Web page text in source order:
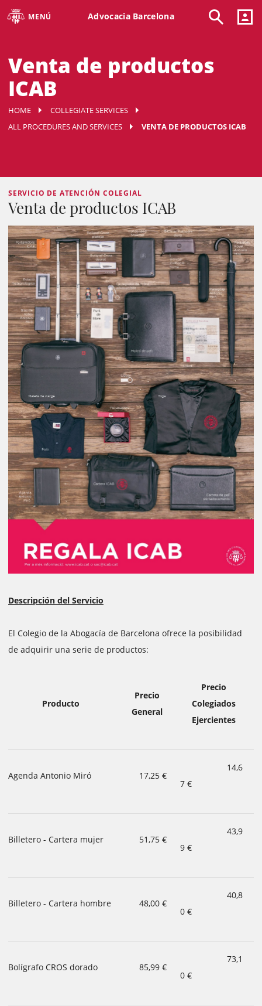
MENÚ Advocacia Barcelona
Venta de productos
ICAB
HOME
COLLEGIATE SERVICES
ALL PROCEDURES AND SERVICES
VENTA DE PRODUCTOS ICAB
SERVICIO DE ATENCIÓN COLEGIAL
Venta de productos ICAB
Descripción del Servicio
El Colegio de la Abogacía de Barcelona ofrece la posibilidad
de adquirir una serie de productos:
Producto
Precio
General
Precio
Colegiados
Ejercientes
Agenda Antonio Miró 17,25 €
14,6
7 €
Billetero - Cartera mujer 51,75 €
43,9
9 €
Billetero - Cartera hombre 48,00 €
40,8
0 €
Bolígrafo CROS dorado 85,99 €
73,1
0 €